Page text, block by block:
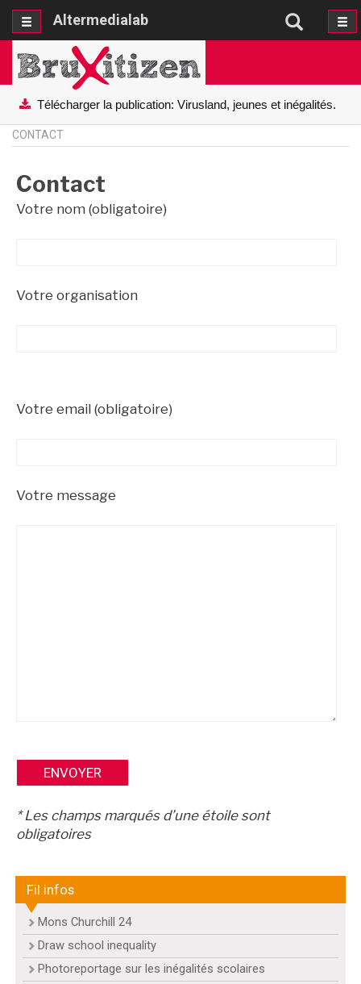
Altermedialab
Altermedialab
Télécharger la publication: Virusland, jeunes et inégalités.
CONTACT
Contact
Votre nom (obligatoire)
Votre organisation
Votre email (obligatoire)
Votre message
* Les champs marqués d’une étoile sont
obligatoires
Fil infos
Mons Churchill 24
Draw school inequality
Photoreportage sur les inégalités scolaires
BruXitizen